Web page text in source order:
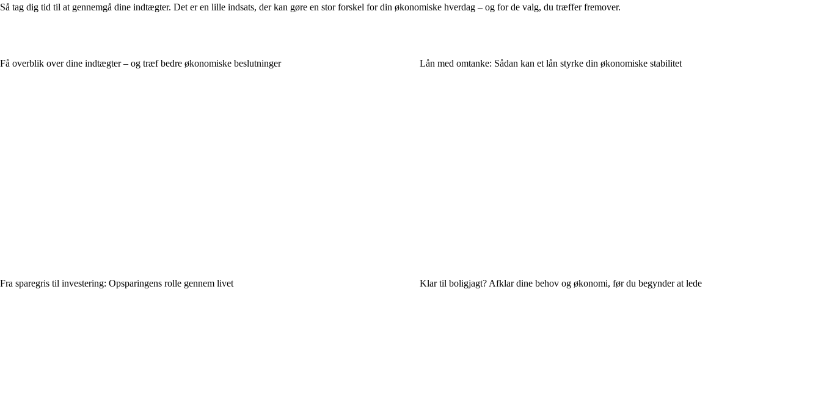
Så tag dig tid til at gennemgå dine indtægter. Det er en lille indsats, der kan gøre en stor forskel for din økonomiske hverdag – og for de valg, du træffer fremover.
Få overblik over dine indtægter – og træf bedre økonomiske beslutninger Lån med omtanke: Sådan kan et lån styrke din økonomiske stabilitet
Fra sparegris til investering: Opsparingens rolle gennem livet Klar til boligjagt? Afklar dine behov og økonomi, før du begynder at lede